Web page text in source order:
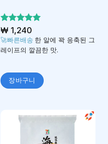
5 중에서
4.93로 평
가됨
₩1,240
🚀빠른배송 한 알에 꽉 응축된 그
레이프의 깔끔한 맛.
장바구니